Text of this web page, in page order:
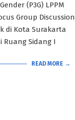
(P3G) LPPM
Group Discussion
di Kota Surakarta
Ruang Sidang I
READ MORE →